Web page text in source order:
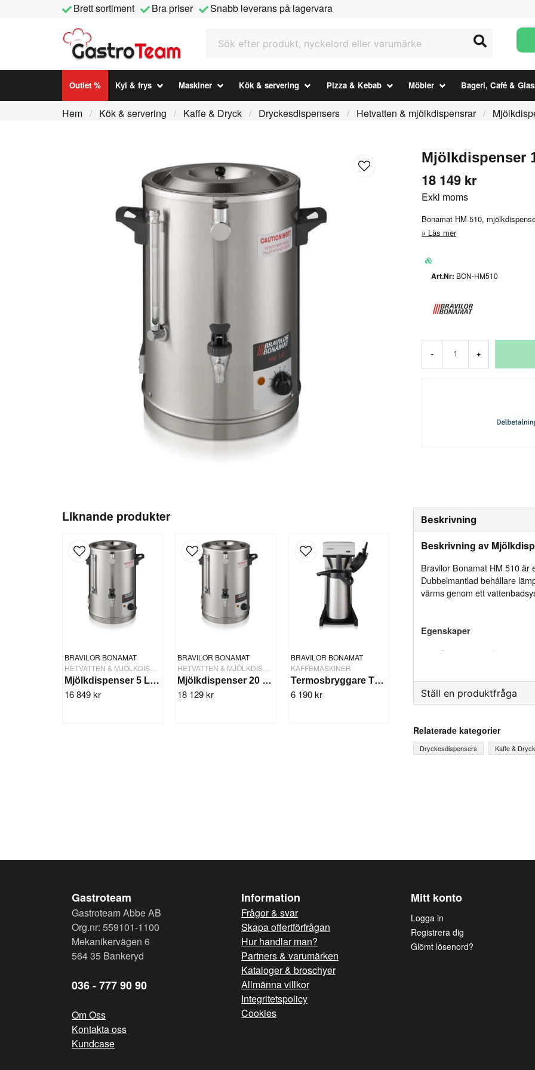
Brett sortiment Bra priser
Snabb leverans på lagervara
Outlet % Kyl & frys Maskiner Kök & servering Pizza & Kebab Möbler Bageri, Café &
Hem Kök & servering Kaffe & Dryck Dryckesdispensers Hetvatten & mjölkdispensrar
Mjölkdispenser
18 149 kr
Exkl moms
Bonamat HM 510,
Läs mer
BON-HM510
- +
Liknande produkter
BRAVILOR BONAMAT
Mjölkdispenser 5 Ltr HM 505
16 849 kr
BRAVILOR BONAMAT
Mjölkdispenser 20 Ltr HM 520
18 129 kr
BRAVILOR BONAMAT
KAFFEMASKINER
Termosbryggare TH 2 2 L
6 190 kr
Beskrivning
Beskrivning av
Bravilor Bonamat HM 510 är
Dubbelmantlad behållare
värms genom ett
Egenskaper
Stora mängder varm
Vattennivån i
Volym: Cirka 10 liter.
Drycker: Varm mjölk
Ställ en produktfråga
Fråga oss något om
Relaterade kategorier
Dryckesdispensers Kaffe & Dryck
Gastroteam
Gastroteam Abbe AB
Org.nr: 559101-1100
Mekanikervägen 6
564 35 Bankeryd
036 - 777 90 90
Om Oss
Kontakta oss
Kundcase
Information
Frågor & svar
Skapa offertförfrågan
Hur handlar man?
Partners & varumärken
Kataloger & broschyer
Allmänna villkor
Integritetspolicy
Cookies
Mitt konto
Logga in
Registrera dig
Glömt lösenord?